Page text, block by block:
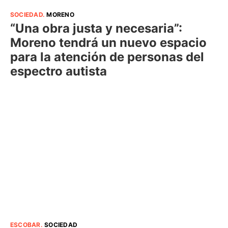
SOCIEDAD.MORENO
“Una obra justa y necesaria”:
Moreno tendrá un nuevo espacio
para la atención de personas del
espectro autista
ESCOBAR.SOCIEDAD